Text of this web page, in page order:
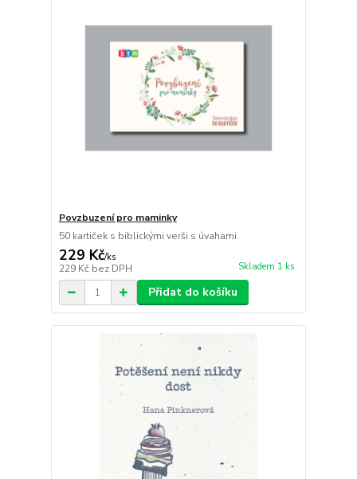
Povzbuzení pro maminky
50 kartiček s biblickými verši s úvahami.
229 Kč/ks
229 Kč bez DPH Skladem 1 ks
Přidat do košíku